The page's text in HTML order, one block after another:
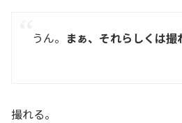
うん。 まぁ、それらしくは撮
撮れる。